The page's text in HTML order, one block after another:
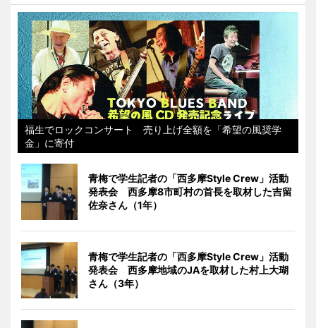
福生でロックコンサート 売り上げ全額を「希望の風奨学
金」に寄付
青梅で学生記者の「西多摩Style Crew」活動
発表会 西多摩8市町村の首長を取材した吉留
佐奈さん（1年）
青梅で学生記者の「西多摩Style Crew」活動
発表会 西多摩地域のJAを取材した村上大瑚
さん（3年）